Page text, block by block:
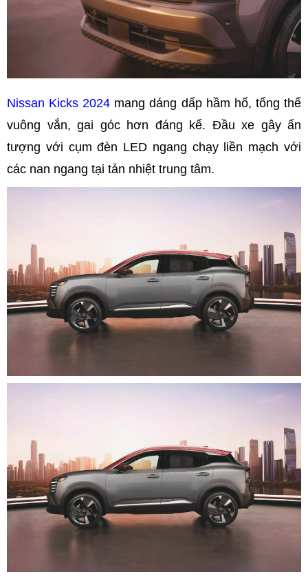
Nissan Kicks 2024 mang dáng dấp hầm hố, tổng thể
vuông vắn, gai góc hơn đáng kể. Đầu xe gây ấn
tượng với cụm đèn LED ngang chạy liền mạch với
các nan ngang tại tản nhiệt trung tâm.